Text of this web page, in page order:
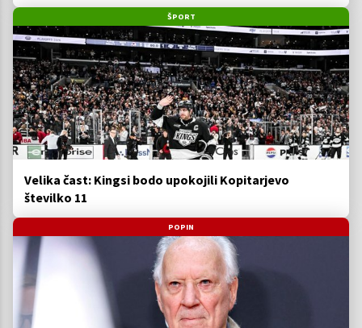
ŠPORT
Velika čast: Kingsi bodo upokojili Kopitarjevo
številko 11
POPIN